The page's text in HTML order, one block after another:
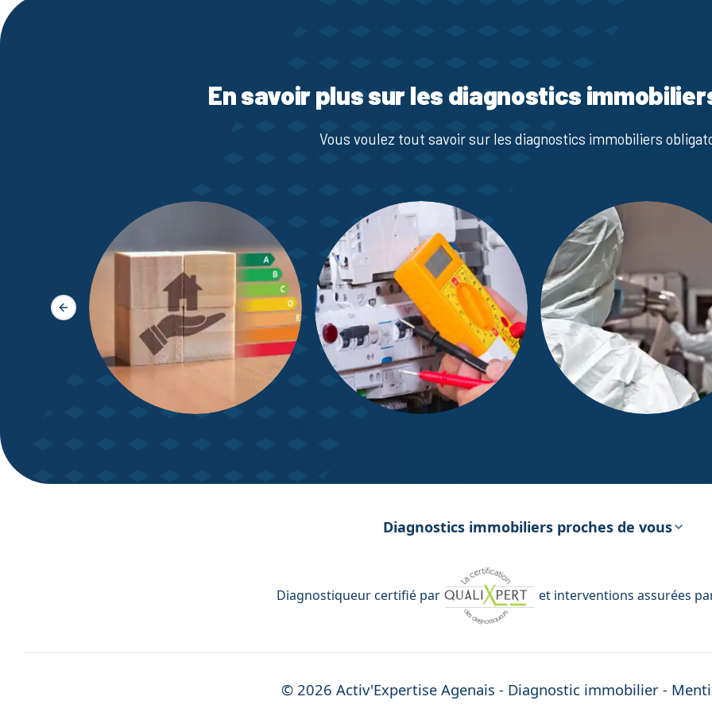
En savoir plus sur les diagnostics
Vous voulez tout savoir sur les diagnostics immobiliers
Slide précédente
Diagnostics immobiliers proches de vous
Diagnostiqueur certifié par et interventions assurées
© 2026 Activ'Expertise Agenais - Diagnostic immobilier -